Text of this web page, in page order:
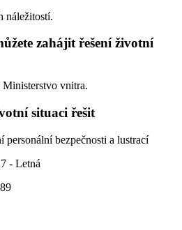
náležitostí.
zahájit řešení životní
Ministerstvo vnitra.
situaci řešit
personální bezpečnosti a lustrací
- Letná